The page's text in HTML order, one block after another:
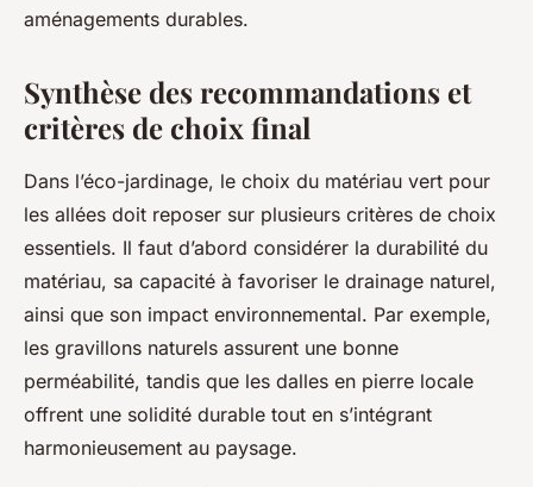
aménagements durables.
Synthèse des recommandations et
critères de choix final
Dans l’éco-jardinage, le choix du matériau vert pour
les allées doit reposer sur plusieurs critères de choix
essentiels. Il faut d’abord considérer la durabilité du
matériau, sa capacité à favoriser le drainage naturel,
ainsi que son impact environnemental. Par exemple,
les gravillons naturels assurent une bonne
perméabilité, tandis que les dalles en pierre locale
offrent une solidité durable tout en s’intégrant
harmonieusement au paysage.